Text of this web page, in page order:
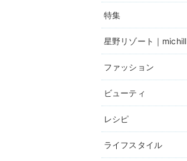
特集
星野リゾート｜michill
ファッション
ビューティ
レシピ
ライフスタイル